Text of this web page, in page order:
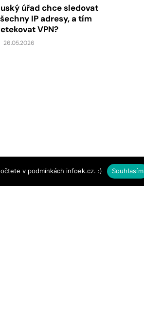
úřad chce sledovat
IP adresy, a tím
VPN?
26.05.2026
v podmínkách infoek.cz. :) Souhlasím